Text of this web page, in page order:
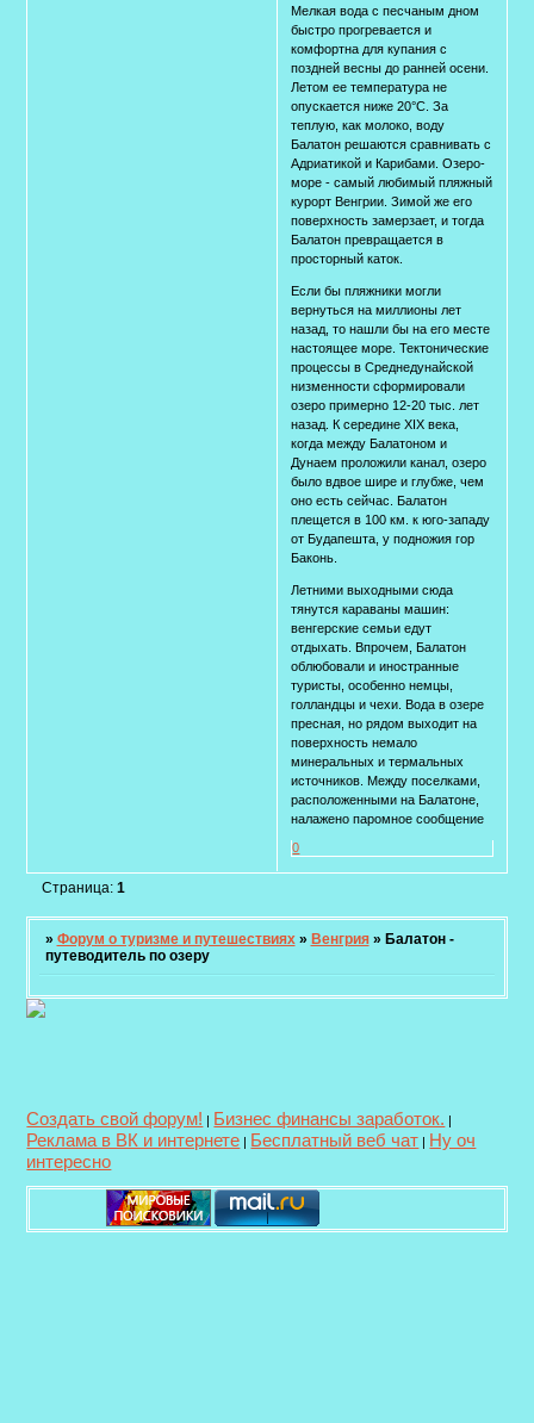
Мелкая вода с песчаным дном
быстро прогревается и
комфортна для купания с
поздней весны до ранней осени.
Летом ее температура не
опускается ниже 20°C. За
теплую, как молоко, воду
Балатон решаются сравнивать с
Адриатикой и Карибами. Озеро-
море - самый любимый пляжный
курорт Венгрии. Зимой же его
поверхность замерзает, и тогда
Балатон превращается в
просторный каток.
Если бы пляжники могли
вернуться на миллионы лет
назад, то нашли бы на его месте
настоящее море. Тектонические
процессы в Среднедунайской
низменности сформировали
озеро примерно 12-20 тыс. лет
назад. К середине XIX века,
когда между Балатоном и
Дунаем проложили канал, озеро
было вдвое шире и глубже, чем
оно есть сейчас. Балатон
плещется в 100 км. к юго-западу
от Будапешта, у подножия гор
Баконь.
Летними выходными сюда
тянутся караваны машин:
венгерские семьи едут
отдыхать. Впрочем, Балатон
облюбовали и иностранные
туристы, особенно немцы,
голландцы и чехи. Вода в озере
пресная, но рядом выходит на
поверхность немало
минеральных и термальных
источников. Между поселками,
расположенными на Балатоне,
налажено паромное сообщение
0
Страница: 1
» Форум о туризме и путешествиях » Венгрия » Балатон -
путеводитель по озеру
Создать свой форум! | Бизнес финансы заработок. |
Реклама в ВК и интернете | Бесплатный веб чат | Ну оч
интересно